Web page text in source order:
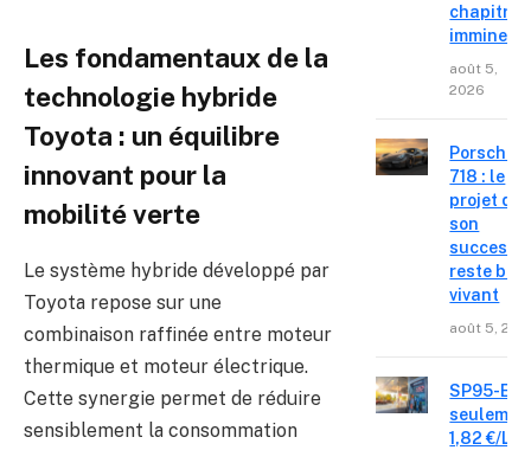
Les fondamentaux de la
technologie hybride
Toyota : un équilibre
innovant pour la
mobilité verte
Le système hybride développé par
Toyota repose sur une
combinaison raffinée entre moteur
thermique et moteur électrique.
Cette synergie permet de réduire
sensiblement la consommation
chapitre
imminent
août 5,
2026
Porsche
718 : le
projet de
son
reste bien
vivant
août 5,
SP95-E10
1,82 €/L